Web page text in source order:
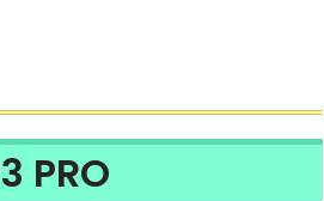
PRO